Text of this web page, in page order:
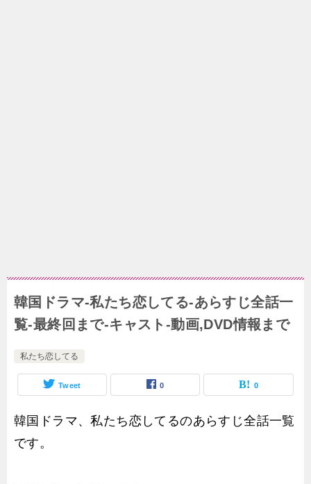
韓国ドラマ-私たち恋してる-あらすじ全話一
覧-最終回まで-キャスト-動画,DVD情報まで
私たち恋してる
Tweet 0 0
韓国ドラマ、私たち恋してるのあらすじ全話一覧
です。